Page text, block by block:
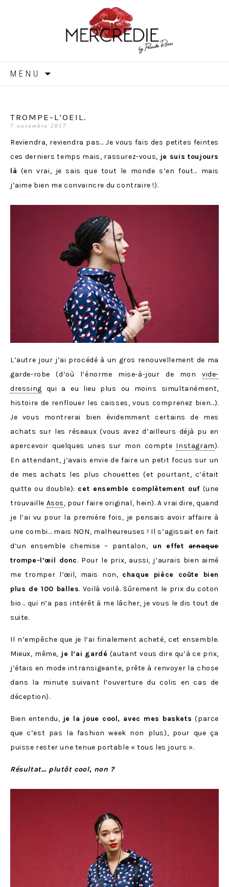
MERCREDIE
MENU
TROMPE-L’OEIL.
7 novembre 2017
Reviendra, reviendra pas… Je vous fais des petites feintes
ces derniers temps mais, rassurez-vous, je suis toujours
là (en vrai, je sais que tout le monde s’en fout… mais
j’aime bien me convaincre du contraire !).
L’autre jour j’ai procédé à un gros renouvellement de ma
garde-robe (d’où l’énorme mise-à-jour de mon vide-
dressing qui a eu lieu plus ou moins simultanément,
histoire de renflouer les caisses, vous comprenez bien…).
Je vous montrerai bien évidemment certains de mes
achats sur les réseaux (vous avez d’ailleurs déjà pu en
apercevoir quelques unes sur mon compte Instagram).
En attendant, j’avais envie de faire un petit focus sur un
de mes achats les plus chouettes (et pourtant, c’était
quitte ou double): cet ensemble complètement ouf(une
trouvaille Asos, pour faire original, hein). A vrai dire, quand
je l’ai vu pour la première fois, je pensais avoir affaire à
une combi… mais NON, malheureuses ! Il s’agissait en fait
d’un ensemble chemise – pantalon, un effetarnaque
trompe-l’œil donc. Pour le prix, aussi, j’aurais bien aimé
me tromper l’œil, mais non, chaque pièce coûte bien
plus de 100 balles. Voilà voilà. Sûrement le prix du coton
bio… qui n’a pas intérêt à me lâcher, je vous le dis tout de
suite.
Il n’empêche que je l’ai finalement acheté, cet ensemble.
Mieux, même, je l’ai gardé (autant vous dire qu’à ce prix,
j’étais en mode intransigeante, prête à renvoyer la chose
dans la minute suivant l’ouverture du colis en cas de
déception).
Bien entendu, je la joue cool, avec mes baskets(parce
que c’est pas la fashion week non plus), pour que ça
puisse rester une tenue portable « tous les jours ».
Résultat… plutôt cool, non ?